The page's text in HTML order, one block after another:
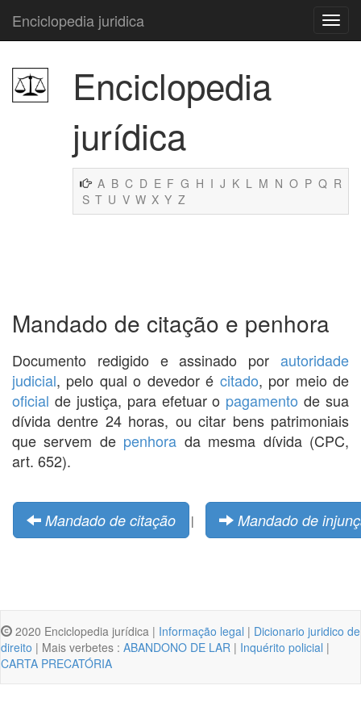
Enciclopedia juridica
Enciclopedia
jurídica
A B C D E F G H I J K L M N O P Q R
S T U V W X Y Z
Mandado de citação e penhora
Documento redigido e assinado por autoridade
judicial, pelo qual o devedor é citado, por meio de
oficial de justiça, para efetuar o pagamento de sua
dívida dentre 24 horas, ou citar bens patrimoniais
que servem de penhora da mesma dívida (CPC,
art. 652).
Mandado de citação | Mandado de
2020 Enciclopedia jurídica | Informação legal | Dicionario juridico de
direito | Mais verbetes : ABANDONO DE LAR | Inquérito policial |
CARTA PRECATÓRIA